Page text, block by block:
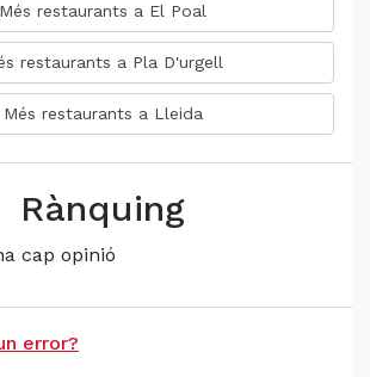
Més restaurants a El Poal
restaurants a Pla D'urgell
Més restaurants a Lleida
Rànquing
cap opinió
error?